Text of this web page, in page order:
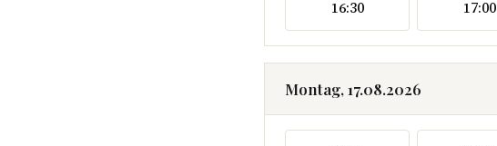
16:30 17:00
Montag, 17.08.2026